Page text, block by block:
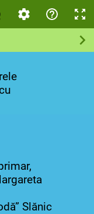
Eminescu
Slănic